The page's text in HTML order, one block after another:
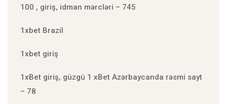
100 , giriş, idman mərcləri – 745
1xbet Brazil
1xbet giriş
1xBet giriş, güzgü 1 xBet Azərbaycanda rəsmi sayt
– 78